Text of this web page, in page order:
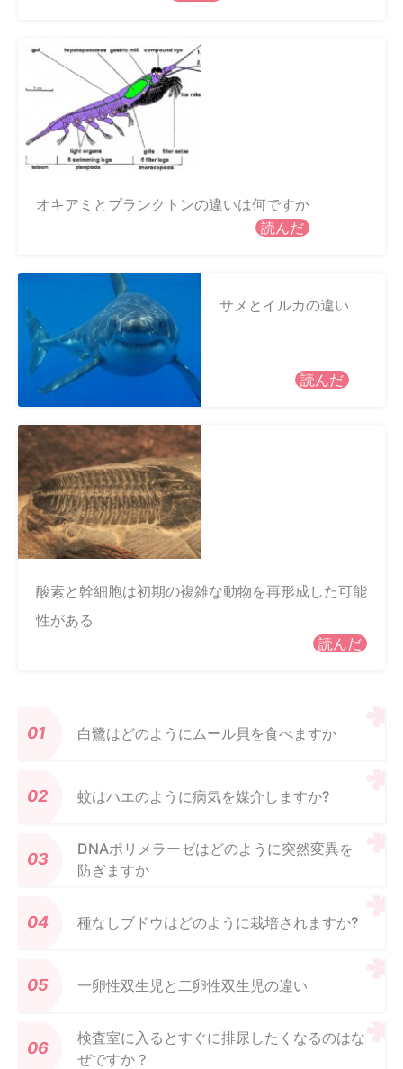
オキアミとプランクトンの違いは何ですか
読んだ
サメとイルカの違い
読んだ
酸素と幹細胞は初期の複雑な動物を再形成した可能
性がある
読んだ
白鷺はどのようにムール貝を食べますか
蚊はハエのように病気を媒介しますか?
DNAポリメラーゼはどのように突然変異を
防ぎますか
種なしブドウはどのように栽培されますか?
一卵性双生児と二卵性双生児の違い
検査室に入るとすぐに排尿したくなるのはな
ぜですか？